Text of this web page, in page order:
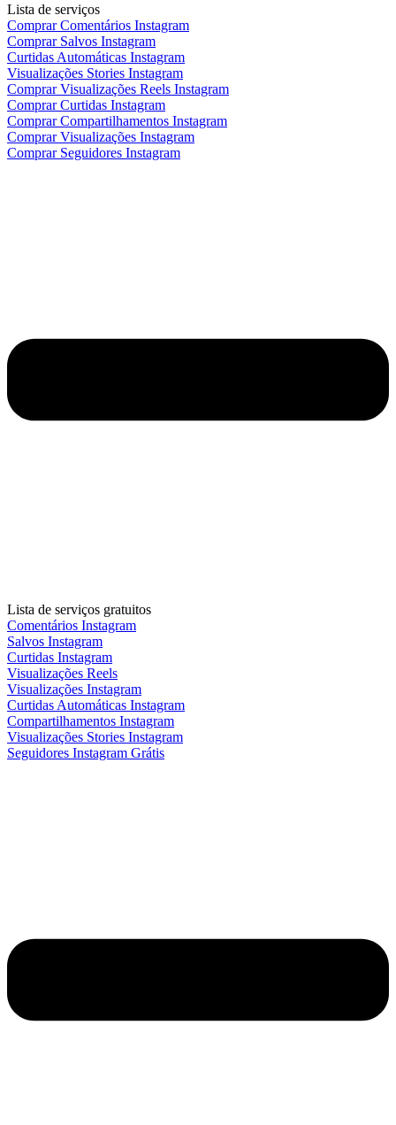
Lista de serviços
Comprar Comentários Instagram
Comprar Salvos Instagram
Curtidas Automáticas Instagram
Visualizações Stories Instagram
Comprar Visualizações Reels Instagram
Comprar Curtidas Instagram
Comprar Compartilhamentos Instagram
Comprar Visualizações Instagram
Comprar Seguidores Instagram
Lista de serviços gratuitos
Comentários Instagram
Salvos Instagram
Curtidas Instagram
Visualizações Reels
Visualizações Instagram
Curtidas Automáticas Instagram
Compartilhamentos Instagram
Visualizações Stories Instagram
Seguidores Instagram Grátis